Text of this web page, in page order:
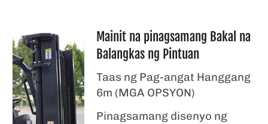
Mainit na pinagsamang Bakal na
Balangkas ng Pintuan
Taas ng Pag-angat Hanggang
6m (MGA OPSYON)
Pinagsamang disenyo ng